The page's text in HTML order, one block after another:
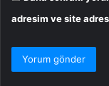
adresim ve site